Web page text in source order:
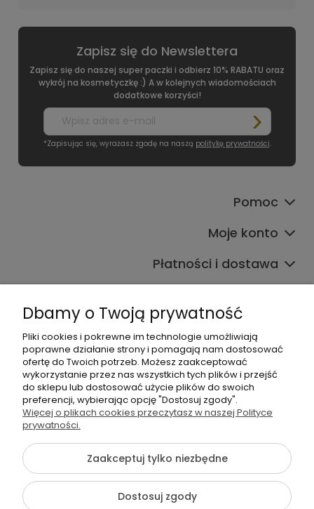
Zapisz się do Newslettera
Zapisz się do naszej super paczki i odbierz 10% RABATU oraz
wykrój na kosmetyczkę :) A w kolejnych wiadomościach
dodatkowe korzyści!
*Zapisując się, wyrażasz zgodę na naszą politykę prywatności.
Pomoc
Moje konto
Płatności i dostawa
+48 605 141 363
{literal}
Dbamy o Twoją prywatność
Pliki cookies i pokrewne im technologie umożliwiają
poprawne działanie strony i pomagają nam dostosować
ofertę do Twoich potrzeb. Możesz zaakceptować
wykorzystanie przez nas wszystkich tych plików i przejść
do sklepu lub dostosować użycie plików do swoich
preferencji, wybierając opcję "Dostosuj zgody".
Więcej o plikach cookies przeczytasz w naszej Polityce
prywatności.
Zaakceptuj tylko niezbędne
Dostosuj zgody